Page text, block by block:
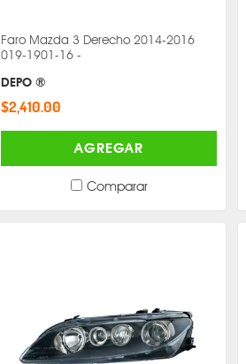
Faro Mazda 3 Derecho 2014-2016
019-1901-16 -
DEPO ®
$2,410.00
AGREGAR
Comparar